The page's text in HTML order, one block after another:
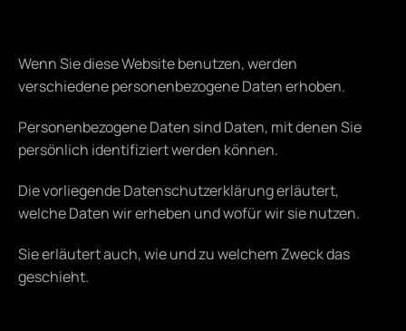
Wenn Sie diese Website benutzen, werden
verschiedene personenbezogene Daten erhoben.
Personenbezogene Daten sind Daten, mit denen Sie
persönlich identifiziert werden können.
Die vorliegende Datenschutzerklärung erläutert,
welche Daten wir erheben und wofür wir sie nutzen.
Sie erläutert auch, wie und zu welchem Zweck das
geschieht.